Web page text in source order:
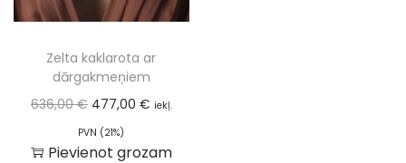
Zelta kaklarota ar
dārgakmeņiem
636,00€ 477,00 € iekļ.
PVN (21%)
Pievienot grozam